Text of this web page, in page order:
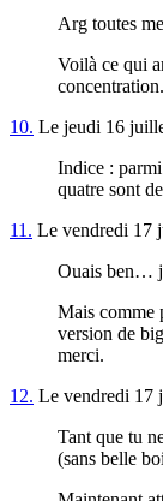
Arg toutes
Voilà ce qui
concentration.
10. Le jeudi 16
Indice :
quatre sont
11. Le vendredi 17
Ouais ben…
Mais comme
version de
merci.
12. Le vendredi 17
Tant que tu
(sans belle